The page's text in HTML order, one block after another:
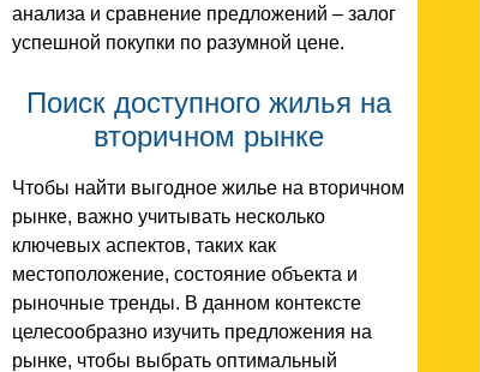
анализа и сравнение предложений – залог
успешной покупки по разумной цене.
Поиск доступного жилья на
вторичном рынке
Чтобы найти выгодное жилье на вторичном
рынке, важно учитывать несколько
ключевых аспектов, таких как
местоположение, состояние объекта и
рыночные тренды. В данном контексте
целесообразно изучить предложения на
рынке, чтобы выбрать оптимальный